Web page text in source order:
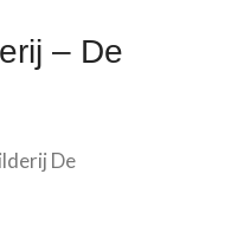
– De
De